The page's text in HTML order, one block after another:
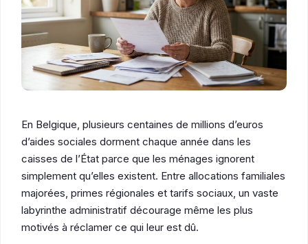
En Belgique, plusieurs centaines de millions d’euros
d’aides sociales dorment chaque année dans les
caisses de l’État parce que les ménages ignorent
simplement qu’elles existent. Entre allocations familiales
majorées, primes régionales et tarifs sociaux, un vaste
labyrinthe administratif décourage même les plus
motivés à réclamer ce qui leur est dû.